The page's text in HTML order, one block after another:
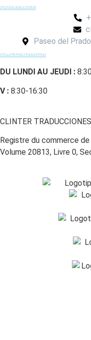
CONTACT
Paseo del
CALENDRIER
DU LUNDI AU JEUDI :
V : 8:30-16:30
CLINTER
Registre du commerce
Volume 20813, Livre 0,